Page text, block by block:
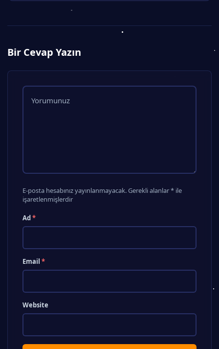
Bir Cevap Yazın
E-posta hesabınız yayınlanmayacak. Gerekli alanlar * ile
işaretlenmişlerdir
Ad*
Email *
Website